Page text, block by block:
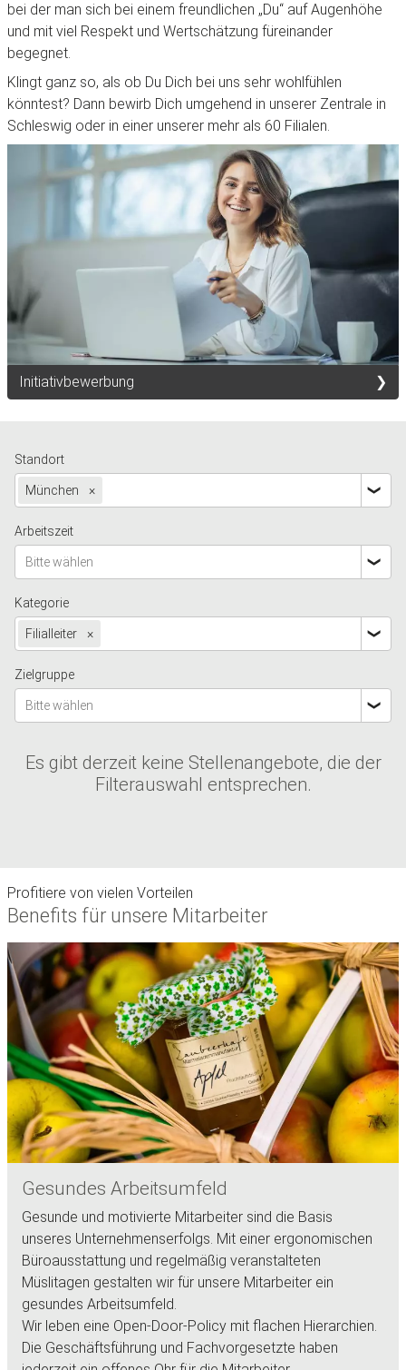
bei der man sich bei einem freundlichen „Du“ auf Augenhöhe
und mit viel Respekt und Wertschätzung füreinander
begegnet.
Klingt ganz so, als ob Du Dich bei uns sehr wohlfühlen
könntest? Dann bewirb Dich umgehend in unserer Zentrale in
Schleswig oder in einer unserer mehr als 60 Filialen.
Initiativbewerbung
Standort
München ×
Arbeitszeit
Bitte wählen
Kategorie
Filialleiter ×
Zielgruppe
Bitte wählen
Es gibt derzeit keine Stellenangebote, die der
Filterauswahl entsprechen.
Profitiere von vielen Vorteilen
Benefits für unsere Mitarbeiter
Gesundes Arbeitsumfeld
Gesunde und motivierte Mitarbeiter sind die Basis
unseres Unternehmenserfolgs. Mit einer ergonomischen
Büroausstattung und regelmäßig veranstalteten
Müslitagen gestalten wir für unsere Mitarbeiter ein
gesundes Arbeitsumfeld.
Wir leben eine Open-Door-Policy mit flachen Hierarchien.
Die Geschäftsführung und Fachvorgesetzte haben